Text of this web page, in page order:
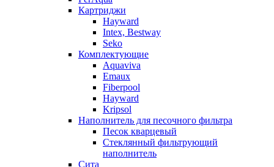
Картриджи
Hayward
Intex, Bestway
Seko
Комплектующие
Aquaviva
Emaux
Fiberpool
Hayward
Kripsol
Наполнитель для песочного фильтра
Песок кварцевый
Стеклянный фильтрующий
наполнитель
Сита